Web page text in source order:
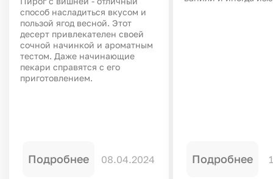
способ насладиться вкусом и
пользой ягод весной. Этот
десерт привлекателен своей
сочной начинкой и ароматным
тестом. Даже начинающие
пекари справятся с его
приготовлением.
Подробнее 08.04.2024 Подробнее